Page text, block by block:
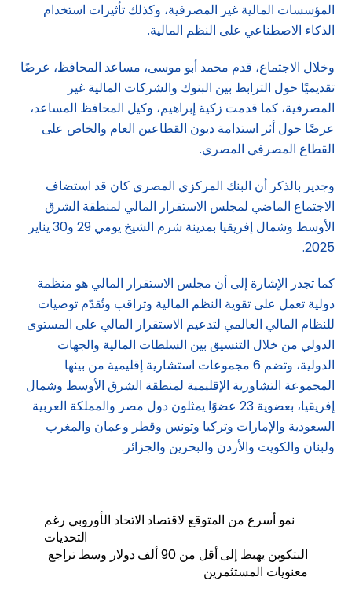
المؤسسات المالية غير المصرفية، وكذلك تأثيرات استخدام
الذكاء الاصطناعي على النظم المالية.
وخلال الاجتماع، قدم محمد أبو موسى، مساعد المحافظ، عرضًا
تقديميًا حول الترابط بين البنوك والشركات المالية غير
المصرفية، كما قدمت زكية إبراهيم، وكيل المحافظ المساعد،
عرضًا حول أثر استدامة ديون القطاعين العام والخاص على
القطاع المصرفي المصري.
وجدير بالذكر أن البنك المركزي المصري كان قد استضاف
الاجتماع الماضي لمجلس الاستقرار المالي لمنطقة الشرق
الأوسط وشمال إفريقيا بمدينة شرم الشيخ يومي 29 و30 يناير
2025.
كما تجدر الإشارة إلى أن مجلس الاستقرار المالي هو منظمة
دولية تعمل على تقوية النظم المالية وتراقب وتُقدّم توصيات
للنظام المالي العالمي لتدعيم الاستقرار المالي على المستوى
الدولي من خلال التنسيق بين السلطات المالية والجهات
الدولية، وتضم 6 مجموعات استشارية إقليمية من بينها
المجموعة التشاورية الإقليمية لمنطقة الشرق الأوسط وشمال
إفريقيا، بعضوية 23 عضوًا يمثلون دول مصر والمملكة العربية
السعودية والإمارات وتركيا وتونس وقطر وعمان والمغرب
ولبنان والكويت والأردن والبحرين والجزائر.
نمو أسرع من المتوقع لاقتصاد الاتحاد الأوروبي رغم
التحديات
البتكوين يهبط إلى أقل من 90 ألف دولار وسط تراجع
معنويات المستثمرين